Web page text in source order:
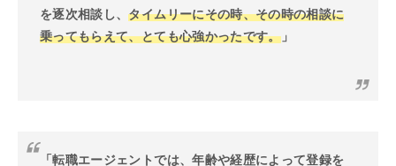
を逐次相談し、タイムリーにその時、その時の相談に
乗ってもらえて、とても心強かったです。」
「転職エージェントでは、年齢や経歴によって登録を